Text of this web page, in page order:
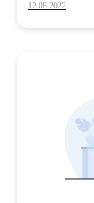
12.08.2022